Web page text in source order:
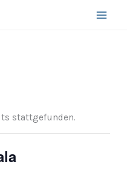
stattgefunden.